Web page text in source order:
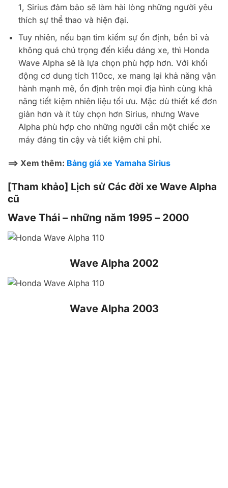
1, Sirius đảm bảo sẽ làm hài lòng những người yêu
thích sự thể thao và hiện đại.
Tuy nhiên, nếu bạn tìm kiếm sự ổn định, bền bỉ và
không quá chú trọng đến kiểu dáng xe, thì Honda
Wave Alpha sẽ là lựa chọn phù hợp hơn. Với khối
động cơ dung tích 110cc, xe mang lại khả năng vận
hành mạnh mẽ, ổn định trên mọi địa hình cùng khả
năng tiết kiệm nhiên liệu tối ưu. Mặc dù thiết kế đơn
giản hơn và ít tùy chọn hơn Sirius, nhưng Wave
Alpha phù hợp cho những người cần một chiếc xe
máy đáng tin cậy và tiết kiệm chi phí.
==> Xem thêm: Bảng giá xe Yamaha Sirius
[Tham khảo] Lịch sử Các đời xe Wave Alpha
cũ
Wave Thái – những năm 1995 – 2000
Wave Alpha 2002
Wave Alpha 2003